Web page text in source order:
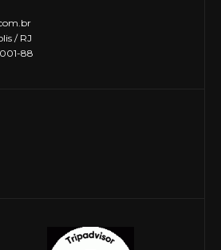
/ RJ
88